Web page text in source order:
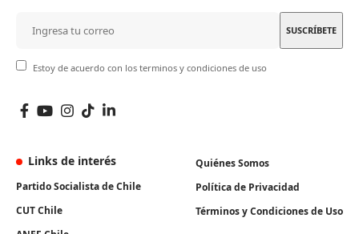
Estoy de acuerdo con los terminos y condiciones de uso
Links de interés
Partido Socialista de Chile
CUT Chile
Quiénes Somos
Política de Privacidad
Términos y Condiciones de Uso